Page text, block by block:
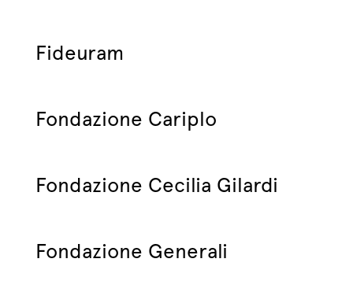
Fideuram
Fondazione Cariplo
Fondazione Cecilia Gilardi
Fondazione Generali